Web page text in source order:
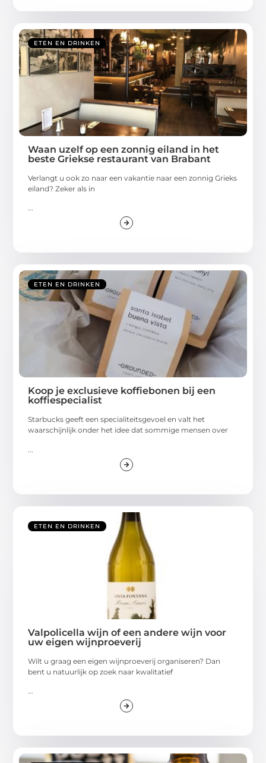
ETEN EN DRINKEN
Waan uzelf op een zonnig eiland in het
beste Griekse restaurant van Brabant
Verlangt u ook zo naar een vakantie naar een zonnig Grieks
eiland? Zeker als in
...
ETEN EN DRINKEN
Koop je exclusieve koffiebonen bij een
koffiespecialist
Starbucks geeft een specialiteitsgevoel en valt het
waarschijnlijk onder het idee dat sommige mensen over
ETEN EN DRINKEN
Valpolicella wijn of een andere wijn voor
uw eigen wijnproeverij
Wilt u graag een eigen wijnproeverij organiseren? Dan
bent u natuurlijk op zoek naar kwalitatief
...